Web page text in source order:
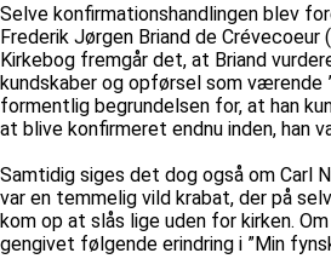
Selve konfirmationshandlingen blev
Frederik Jørgen Briand de
Kirkebog fremgår det, at Briand
kundskaber og opførsel som værende
formentlig begrundelsen for, at han
at blive konfirmeret endnu inden, han
Samtidig siges det dog også om Carl
var en temmelig vild krabat, der på
kom op at slås lige uden for kirken.
gengivet følgende erindring i ”Min